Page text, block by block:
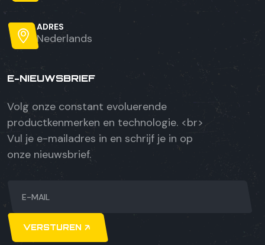
ADRES
Nederlands
E-NIEUWSBRIEF
Volg onze constant evoluerende
productkenmerken en technologie. <br>
Vul je e-mailadres in en schrijf je in op
onze nieuwsbrief.
VERSTUREN